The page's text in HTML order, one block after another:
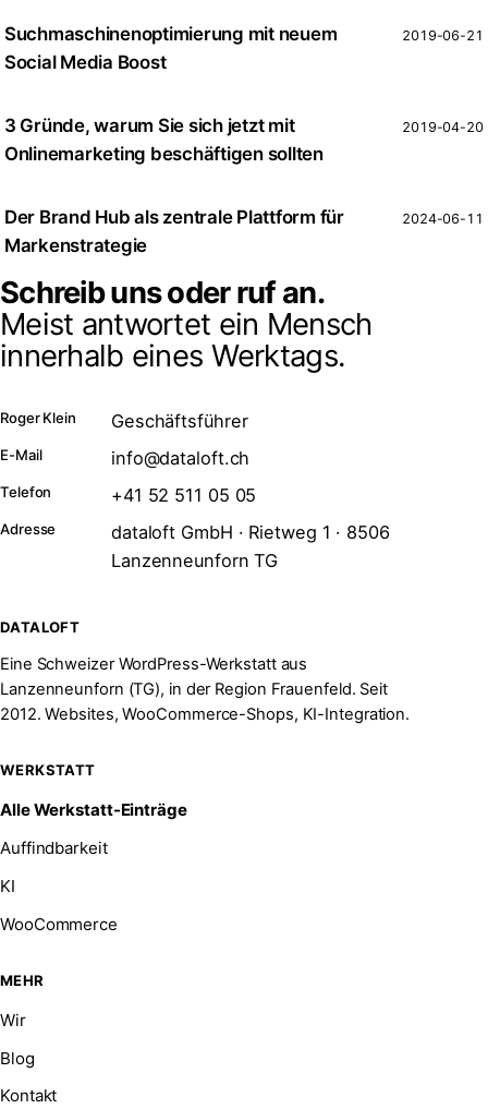
Suchmaschinenoptimierung mit neuem
Social Media Boost
2019-06-21
3 Gründe, warum Sie sich jetzt mit
Onlinemarketing beschäftigen sollten
2019-04-20
Der Brand Hub als zentrale Plattform für
Markenstrategie
2024-06-11
Schreib uns oder ruf an.
Meist antwortet ein Mensch
innerhalb eines Werktags.
Roger Klein Geschäftsführer
E-Mail info@dataloft.ch
Telefon +41 52 511 05 05
Adresse
dataloft GmbH · Rietweg 1 · 8506
Lanzenneunforn TG
DATALOFT
Eine Schweizer WordPress-Werkstatt aus
Lanzenneunforn (TG), in der Region Frauenfeld. Seit
2012. Websites, WooCommerce-Shops, KI-Integration.
WERKSTATT
Alle Werkstatt-Einträge
Auffindbarkeit
KI
WooCommerce
MEHR
Wir
Blog
Kontakt